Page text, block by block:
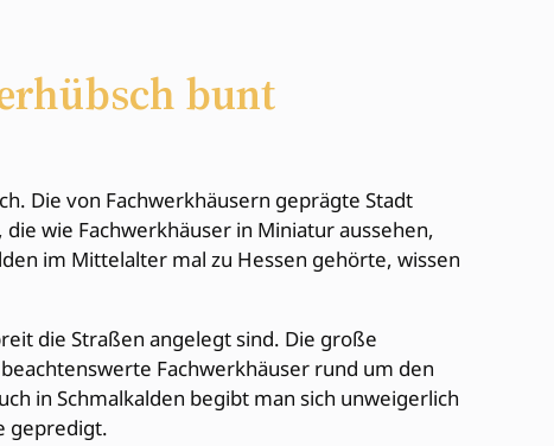
bunt
Die von Fachwerkhäusern geprägte Stadt
wie Fachwerkhäuser in Miniatur aussehen,
im Mittelalter mal zu Hessen gehörte, wissen
die Straßen angelegt sind. Die große
Fachwerkhäuser rund um den
in Schmalkalden begibt man sich unweigerlich
gepredigt.